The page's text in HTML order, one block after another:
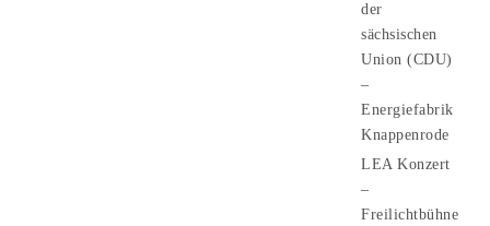
der
sächsischen
Union (CDU)
–
Energiefabrik
Knappenrode
LEA Konzert
–
Freilichtbühne